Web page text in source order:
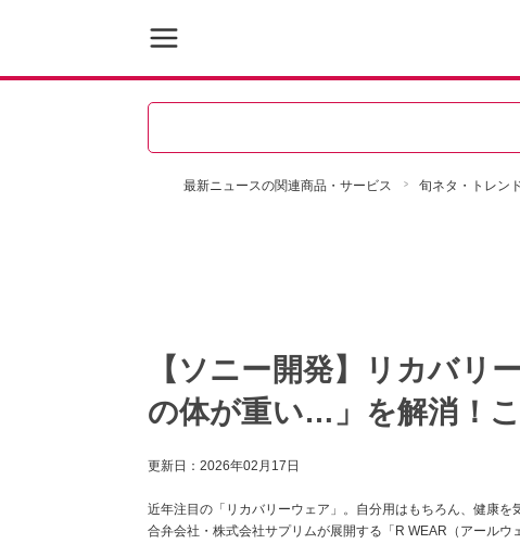
最新ニュースの関連商品・サービス 旬ネタ・トレン
【ソニー開発】リカバリ
の体が重い…」を解消！
更新日： 2026年02月17日
近年注目の「リカバリーウェア」。自分用はもちろん、健康
合弁会社・株式会社サプリムが展開する「R WEAR（アール